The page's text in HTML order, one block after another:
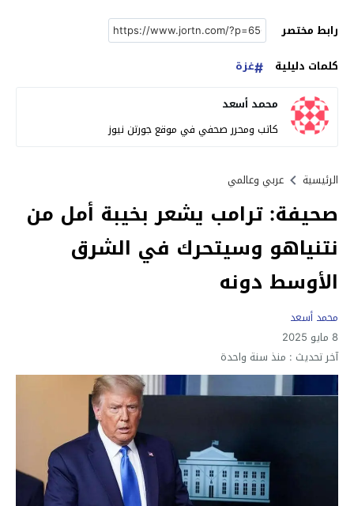
رابط مختصر
كلمات دليلية
غزة
محمد أسعد
كاتب ومحرر صحفي في موقع جورتن نيوز
الرئيسية عربي وعالمي
صحيفة: ترامب يشعر بخيبة أمل من
نتنياهو وسيتحرك في الشرق
الأوسط دونه
محمد أسعد
8 مايو 2025
آخر تحديث : منذ سنة واحدة